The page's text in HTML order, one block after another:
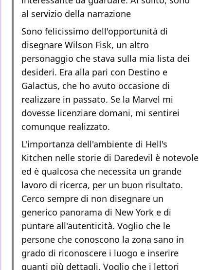
al servizio della narrazione
Sono felicissimo dell'opportunità di
disegnare Wilson Fisk, un altro
personaggio che stava sulla mia lista dei
desideri. Era alla pari con Destino e
Galactus, che ho avuto occasione di
realizzare in passato. Se la Marvel mi
dovesse licenziare domani, mi sentirei
comunque realizzato.
L'importanza dell'ambiente di Hell's
Kitchen nelle storie di Daredevil è notevole
ed è qualcosa che necessita un grande
lavoro di ricerca, per un buon risultato.
Cerco sempre di non disegnare un
generico panorama di New York e di
puntare all'autenticità. Voglio che le
persone che conoscono la zona sano in
grado di riconoscere i luogo e inserire
quanti più dettagli. Voglio che i lettori